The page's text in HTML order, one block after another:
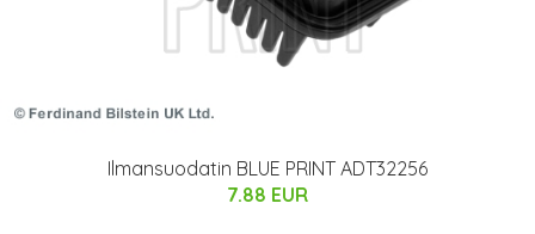
Ilmansuodatin BLUE PRINT ADT32256
7.88 EUR